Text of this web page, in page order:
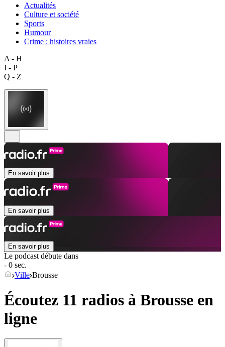
Actualités
Culture et société
Sports
Humour
Crime : histoires vraies
A - H
I - P
Q - Z
En savoir plus
En savoir plus
En savoir plus
Le podcast débute dans
- 0 sec.
Ville Brousse
Écoutez 11 radios à Brousse en
ligne